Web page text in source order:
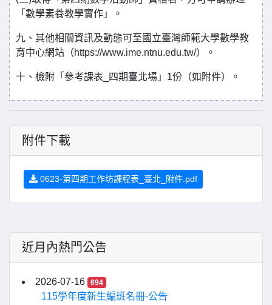
「數學素養教學實作」。
九、其他相關資訊及動態可至國立臺灣師範大學數學教
育中心網站（https://www.ime.ntnu.edu.tw/）。
十、檢附「參考課表_四期臺北場」1份（如附件）。
附件下載
0623-第四期工作坊課程表_臺北_附件.pdf
近月內熱門公告
2026-07-16 694
115學年度新生編班名冊-公告